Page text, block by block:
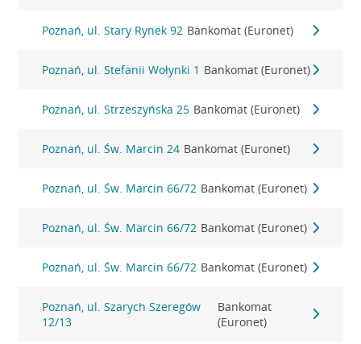
Poznań, ul. Stary Rynek 92 Bankomat (Euronet)
Poznań, ul. Stefanii Wołynki 1 Bankomat (Euronet)
Poznań, ul. Strzeszyńska 25 Bankomat (Euronet)
Poznań, ul. Św. Marcin 24 Bankomat (Euronet)
Poznań, ul. Św. Marcin 66/72 Bankomat (Euronet)
Poznań, ul. Św. Marcin 66/72 Bankomat (Euronet)
Poznań, ul. Św. Marcin 66/72 Bankomat (Euronet)
Poznań, ul. Szarych Szeregów
12/13
Bankomat
(Euronet)